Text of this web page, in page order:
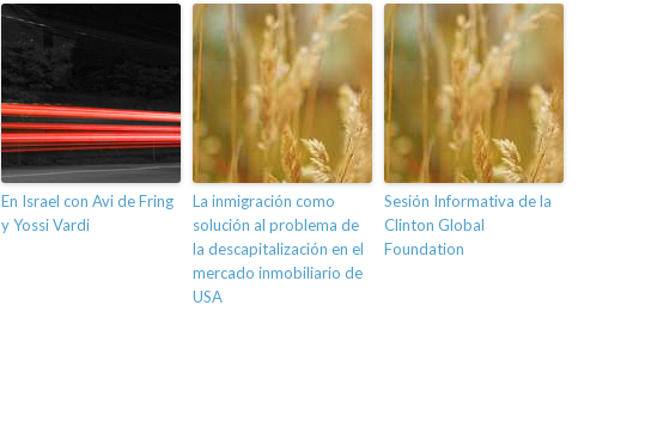
En Israel con Avi de Fring
y Yossi Vardi
La inmigración como
solución al problema de
la descapitalización en el
mercado inmobiliario de
USA
Sesión Informativa de la
Clinton Global
Foundation